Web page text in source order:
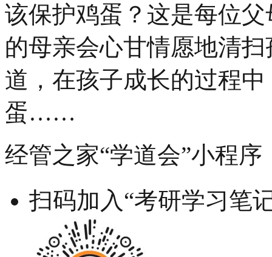
该保护鸡蛋？这是每位
的母亲会心甘情愿地清
道，在孩子成长的过程
蛋……
经管之家“学道会”小程序
扫码加入“考研学习笔